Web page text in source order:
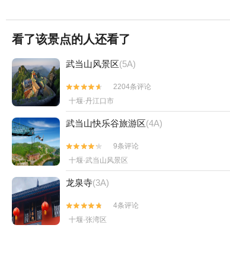
看了该景点的人还看了
武当山风景区(5A)


2204条评论
十堰·丹江口市
武当山快乐谷旅游区(4A)


9条评论
十堰·武当山风景区
龙泉寺(3A)


4条评论
十堰·张湾区